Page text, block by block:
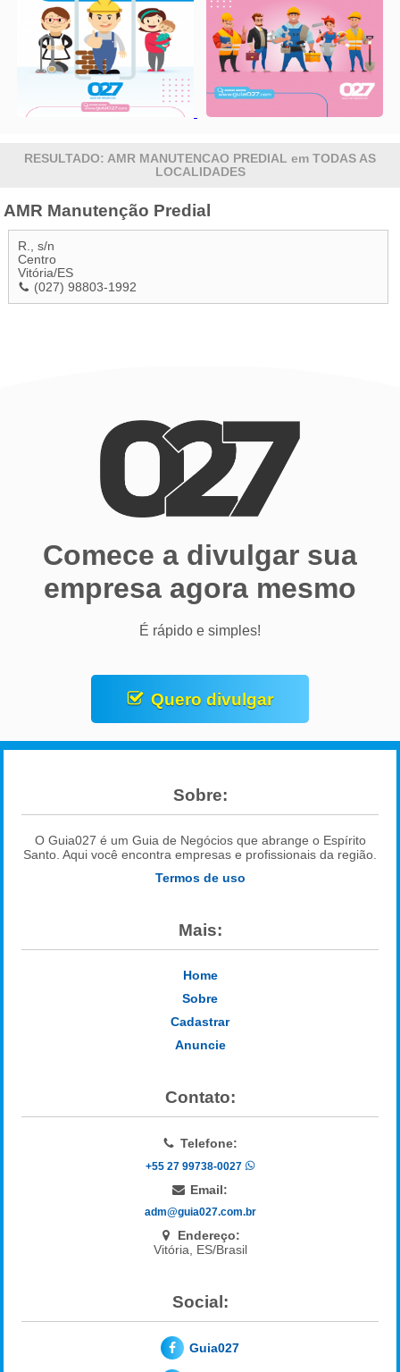
RESULTADO: AMR MANUTENCAO PREDIAL em TODAS AS
LOCALIDADES
AMR Manutenção Predial
R., s/n
Centro
Vitória/ES
(027) 98803-1992
Comece a divulgar sua
empresa agora mesmo
É rápido e simples!
Quero divulgar
Sobre:
O Guia027 é um Guia de Negócios que abrange o Espírito
Santo. Aqui você encontra empresas e profissionais da região.
Termos de uso
Mais:
Home
Sobre
Cadastrar
Anuncie
Contato:
Telefone:
+55 27 99738-0027
Email:
adm@guia027.com.br
Endereço:
Vitória, ES/Brasil
Social:
Guia027